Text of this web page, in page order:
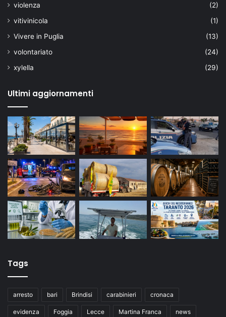
violenza
(2)
vitivinicola
(1)
Vivere in Puglia
(13)
volontariato
(24)
xylella
(29)
Ultimi aggiornamenti
Tags
arresto bari Brindisi carabinieri cronaca
evidenza Foggia Lecce Martina Franca news